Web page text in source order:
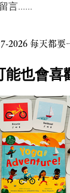
言......
能也會喜
2026 每天都要